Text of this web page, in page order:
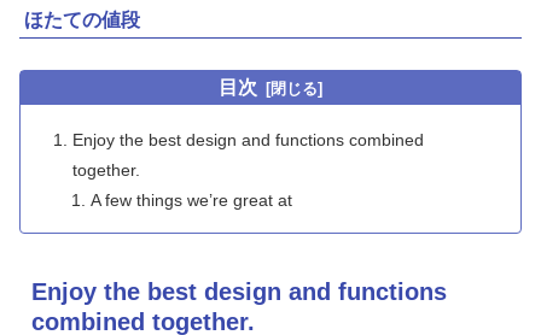
ほたての値段
目次
Enjoy the best design and functions combined
together.
A few things we’re great at
Enjoy the best design and functions
combined together.